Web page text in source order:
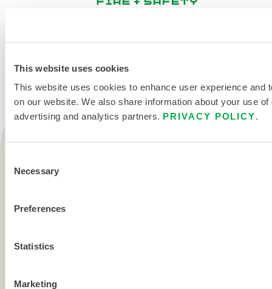
This website uses cookies
This website uses cookies to enhance user experience and
on our website. We also share information about your use
advertising and analytics partners. PRIVACY POLICY.
Selection
Necessary
Preferences
Statistics
Marketing
Chemisch